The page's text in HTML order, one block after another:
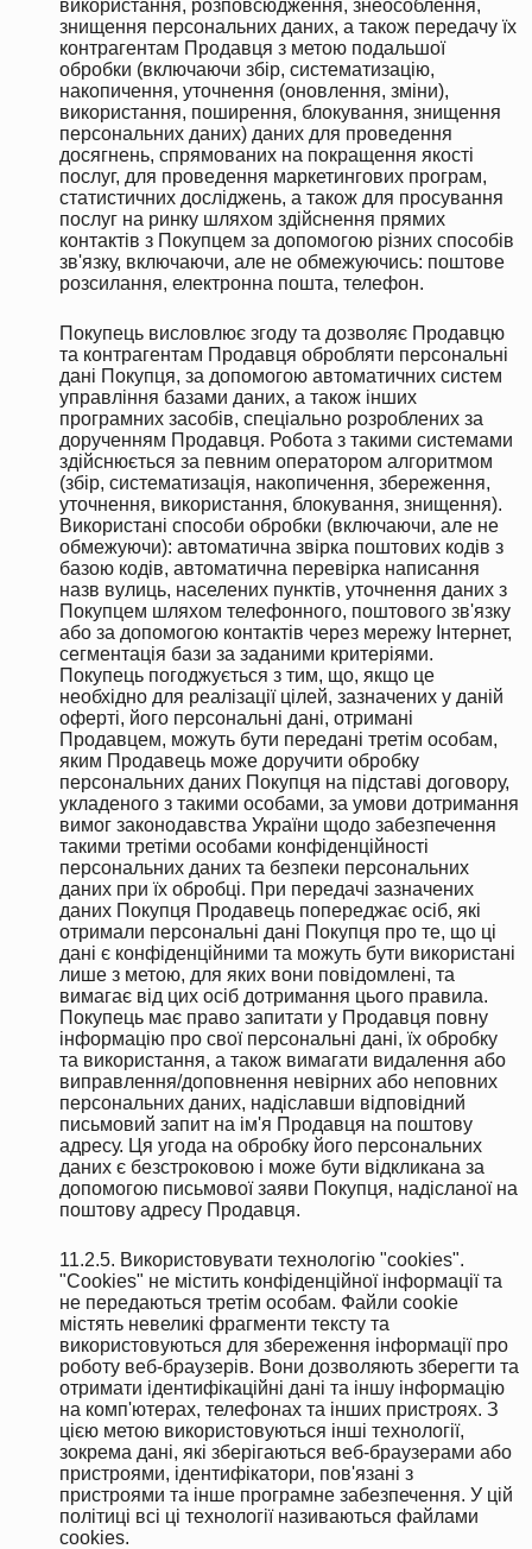
використання, розповсюдження, знеособлення,
знищення персональних даних, а також передачу їх
контрагентам Продавця з метою подальшої
обробки (включаючи збір, систематизацію,
накопичення, уточнення (оновлення, зміни),
використання, поширення, блокування, знищення
персональних даних) даних для проведення
досягнень, спрямованих на покращення якості
послуг, для проведення маркетингових програм,
статистичних досліджень, а також для просування
послуг на ринку шляхом здійснення прямих
контактів з Покупцем за допомогою різних способів
зв'язку, включаючи, але не обмежуючись: поштове
розсилання, електронна пошта, телефон.
Покупець висловлює згоду та дозволяє Продавцю
та контрагентам Продавця обробляти персональні
дані Покупця, за допомогою автоматичних систем
управління базами даних, а також інших
програмних засобів, спеціально розроблених за
дорученням Продавця. Робота з такими системами
здійснюється за певним оператором алгоритмом
(збір, систематизація, накопичення, збереження,
уточнення, використання, блокування, знищення).
Використані способи обробки (включаючи, але не
обмежуючи): автоматична звірка поштових кодів з
базою кодів, автоматична перевірка написання
назв вулиць, населених пунктів, уточнення даних з
Покупцем шляхом телефонного, поштового зв'язку
або за допомогою контактів через мережу Інтернет,
сегментація бази за заданими критеріями.
Покупець погоджується з тим, що, якщо це
необхідно для реалізації цілей, зазначених у даній
оферті, його персональні дані, отримані
Продавцем, можуть бути передані третім особам,
яким Продавець може доручити обробку
персональних даних Покупця на підставі договору,
укладеного з такими особами, за умови дотримання
вимог законодавства України щодо забезпечення
такими третіми особами конфіденційності
персональних даних та безпеки персональних
даних при їх обробці. При передачі зазначених
даних Покупця Продавець попереджає осіб, які
отримали персональні дані Покупця про те, що ці
дані є конфіденційними та можуть бути використані
лише з метою, для яких вони повідомлені, та
вимагає від цих осіб дотримання цього правила.
Покупець має право запитати у Продавця повну
інформацію про свої персональні дані, їх обробку
та використання, а також вимагати видалення або
виправлення/доповнення невірних або неповних
персональних даних, надіславши відповідний
письмовий запит на ім'я Продавця на поштову
адресу. Ця угода на обробку його персональних
даних є безстроковою і може бути відкликана за
допомогою письмової заяви Покупця, надісланої на
поштову адресу Продавця.
11.2.5. Використовувати технологію "cookies".
"Cookies" не містить конфіденційної інформації та
не передаються третім особам. Файли cookie
містять невеликі фрагменти тексту та
використовуються для збереження інформації про
роботу веб-браузерів. Вони дозволяють зберегти та
отримати ідентифікаційні дані та іншу інформацію
на комп'ютерах, телефонах та інших пристроях. З
цією метою використовуються інші технології,
зокрема дані, які зберігаються веб-браузерами або
пристроями, ідентифікатори, пов'язані з
пристроями та інше програмне забезпечення. У цій
політиці всі ці технології називаються файлами
cookies.